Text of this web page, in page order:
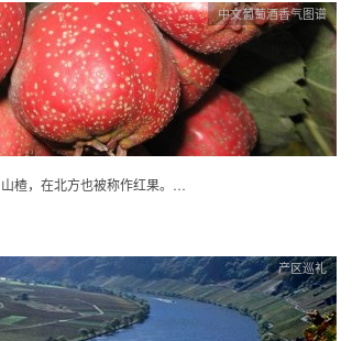
中文葡萄酒香气图谱
山楂，在北方也被称作红果。…
产区巡礼